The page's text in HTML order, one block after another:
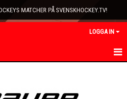
MATCHER PÅ SVENSKHOCKEY.TV!
LOGGA IN